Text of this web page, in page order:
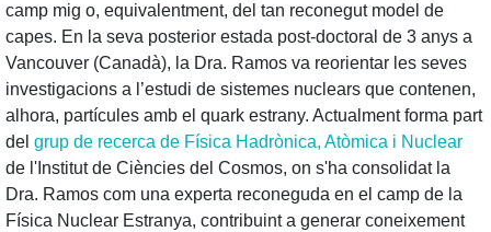
camp mig o, equivalentment, del tan reconegut model de
capes. En la seva posterior estada post-doctoral de 3 anys a
Vancouver (Canadà), la Dra. Ramos va reorientar les seves
investigacions a l’estudi de sistemes nuclears que contenen,
alhora, partícules amb el quark estrany. Actualment forma part
del grup de recerca de Física Hadrònica, Atòmica i Nuclear
de l'Institut de Ciències del Cosmos, on s'ha consolidat la
Dra. Ramos com una experta reconeguda en el camp de la
Física Nuclear Estranya, contribuint a generar coneixement